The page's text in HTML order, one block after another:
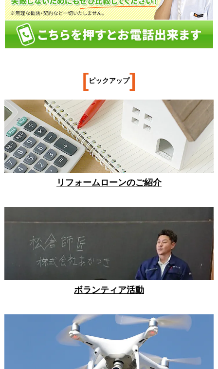
[ピックアップ]
リフォームローンのご紹介
ボランティア活動